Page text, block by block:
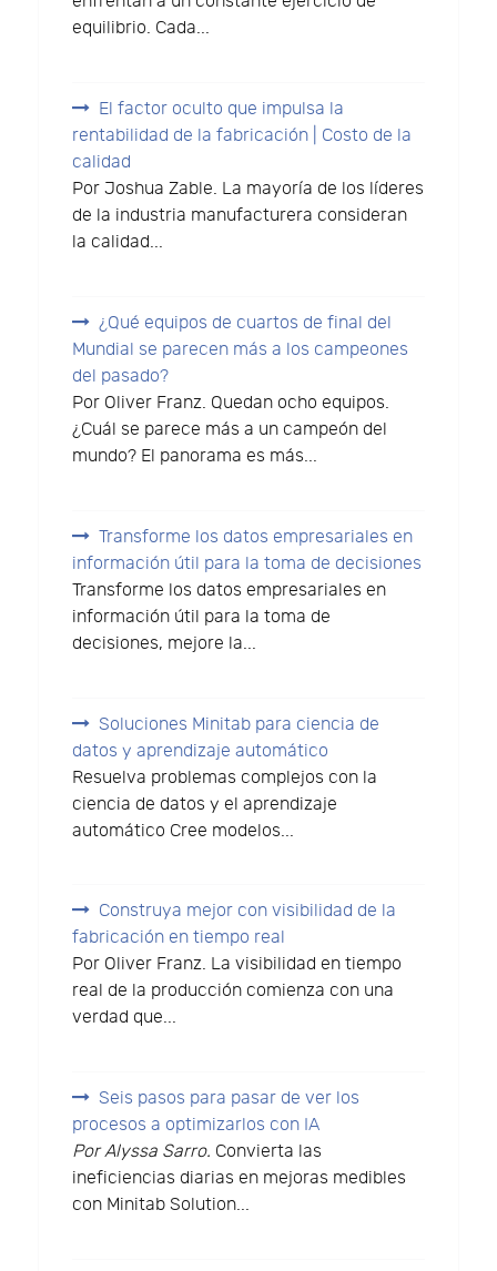
equilibrio. Cada...
El factor oculto que impulsa la
rentabilidad de la fabricación | Costo de la
calidad
Por Joshua Zable. La mayoría de los líderes
de la industria manufacturera consideran
la calidad...
¿Qué equipos de cuartos de final del
Mundial se parecen más a los campeones
del pasado?
Por Oliver Franz. Quedan ocho equipos.
¿Cuál se parece más a un campeón del
mundo? El panorama es más...
Transforme los datos empresariales en
información útil para la toma de decisiones
Transforme los datos empresariales en
información útil para la toma de
decisiones, mejore la...
Soluciones Minitab para ciencia de
datos y aprendizaje automático
Resuelva problemas complejos con la
ciencia de datos y el aprendizaje
automático Cree modelos...
Construya mejor con visibilidad de la
fabricación en tiempo real
Por Oliver Franz. La visibilidad en tiempo
real de la producción comienza con una
verdad que...
Seis pasos para pasar de ver los
procesos a optimizarlos con IA
Por Alyssa Sarro. Convierta las
ineficiencias diarias en mejoras medibles
con Minitab Solution...